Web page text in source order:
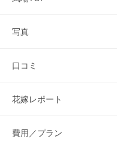
写真
口コミ
花嫁レポート
費用／プラン